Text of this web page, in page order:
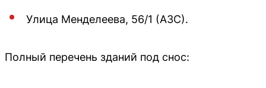
Улица Менделеева, 56/1 (АЗС).
Полный перечень зданий под снос: